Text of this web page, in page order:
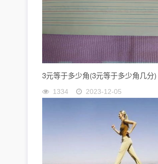
3元等于多少角(3元等于多少角几分)
1334 2023-12-05